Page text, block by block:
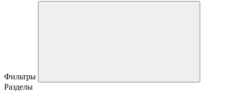
Фильтры
Разделы